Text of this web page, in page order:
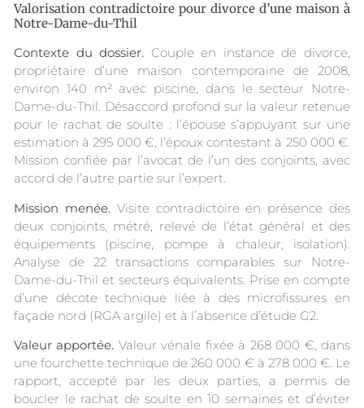
Valorisation contradictoire pour divorce d’une maison à
Notre-Dame-du-Thil
Contexte du dossier. Couple en instance de divorce,
propriétaire d’une maison contemporaine de 2008,
environ 140 m² avec piscine, dans le secteur Notre-
Dame-du-Thil. Désaccord profond sur la valeur retenue
pour le rachat de soulte : l’épouse s’appuyant sur une
estimation à 295 000 €, l’époux contestant à 250 000 €.
Mission confiée par l’avocat de l’un des conjoints, avec
accord de l’autre partie sur l’expert.
Mission menée. Visite contradictoire en présence des
deux conjoints, métré, relevé de l’état général et des
équipements (piscine, pompe à chaleur, isolation).
Analyse de 22 transactions comparables sur Notre-
Dame-du-Thil et secteurs équivalents. Prise en compte
d’une décote technique liée à des microfissures en
façade nord (RGA argile) et à l’absence d’étude G2.
Valeur apportée. Valeur vénale fixée à 268 000 €, dans
une fourchette technique de 260 000 € à 278 000 €. Le
rapport, accepté par les deux parties, a permis de
boucler le rachat de soulte en 10 semaines et d’éviter